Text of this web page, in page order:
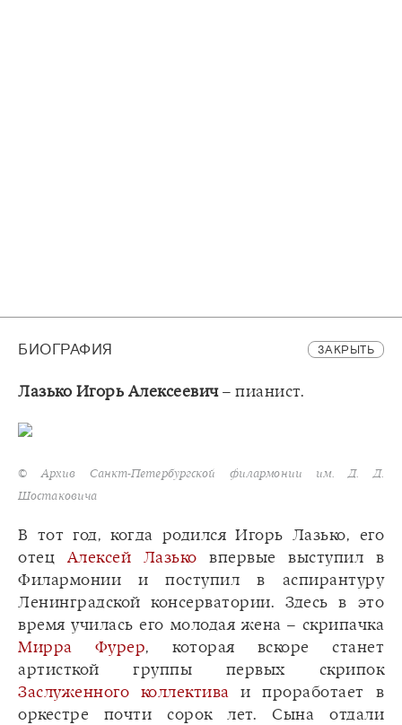
БИОГРАФИЯ ЗАКРЫТЬ
Лазько Игорь Алексеевич– пианист.
© Архив Санкт-Петербургской филармонии им. Д. Д.
Шостаковича
В тот год, когда родился Игорь Лазько, его
отец Алексей Лазько впервые выступил в
Филармонии и поступил в аспирантуру
Ленинградской консерватории. Здесь в это
время училась его молодая жена – скрипачка
Мирра Фурер, которая вскоре станет
артисткой группы первых скрипок
Заслуженного коллектива и проработает в
оркестре почти сорок лет. Сына отдали